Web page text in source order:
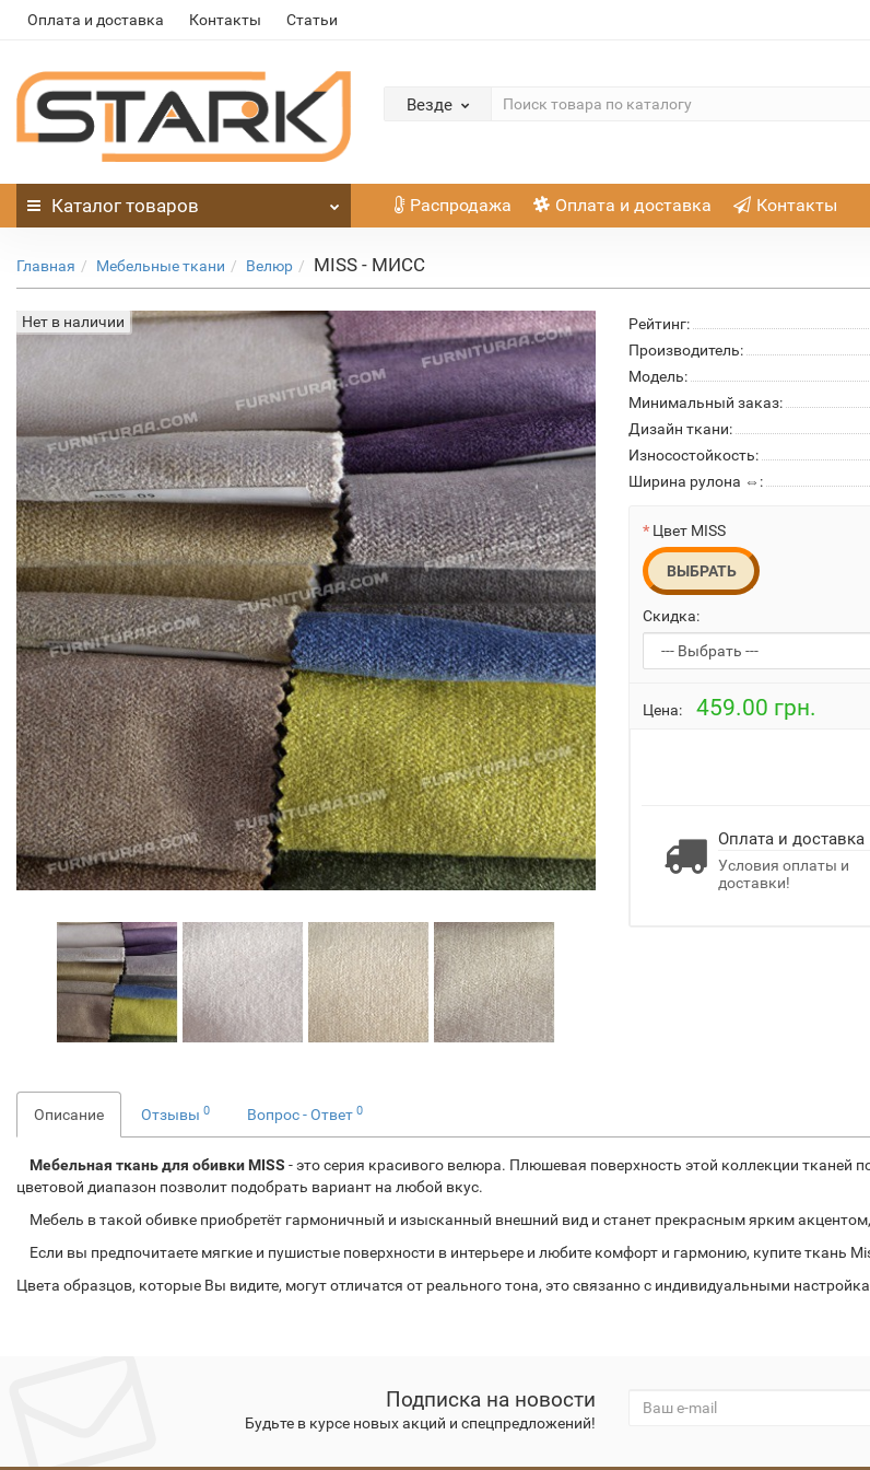
Оплата и доставка Контакты Статьи
Везде
Каталог товаров Распродажа Оплата и доставка Контакты
Главная Мебельные ткани Велюр MISS - МИСС
Нет в наличии Рейтинг:
Производитель:
Модель:
Минимальный заказ:
Дизайн ткани:
Износостойкость:
Ширина рулона ⇔:
Цвет MISS
ВЫБРАТЬ
Скидка:
Цена: 459.00 грн.
Оплата и доставка
Условия оплаты и
доставки!
Описание Отзывы 0 Вопрос - Ответ 0
Мебельная ткань для обивки MISS - это серия красивого велюра. Плюшевая поверхность этой коллекции
цветовой диапазон позволит подобрать вариант на любой вкус.
Мебель в такой обивке приобретёт гармоничный и изысканный внешний вид и станет прекрасным ярким
Если вы предпочитаете мягкие и пушистые поверхности в интерьере и любите комфорт и гармонию, купите ткань
Цвета образцов, которые Вы видите, могут отличатся от реального тона, это связанно с индивидуальными
Подписка на новости
Будьте в курсе новых акций и спецпредложений!